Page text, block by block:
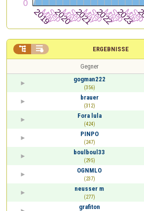
ERGEBNISSE
 
Gegner
gogman222
(356)
brauer
(312)
Fora lula
(424)
PINPO
(247)
boulboul33
(295)
OGNMLO
(237)
neusser m
(277)
grafiton